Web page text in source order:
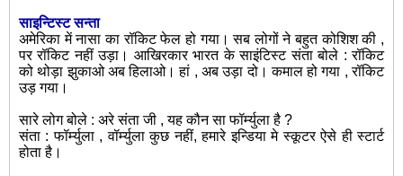
साइन्टिस्ट सन्ता
अमेरिकामें नासा का रॉकिट फेल हो गया। सब लोगों ने बहुत कोशिश की ,
पर रॉकिट नहीं उड़ा। आखिरकार भारत के साइंटिस्ट संता बोले : रॉकिट
को थोड़ा झुकाओ अब हिलाओ। हां , अब उड़ा दो। कमाल हो गया , रॉकिट
उड़ गया।
सारे लोग बोले : अरे संता जी , यह कौन सा फॉर्म्युला है ?
संता : फॉर्म्युला , वॉर्म्युला कुछ नहीं, हमारे इन्डिया मे स्कूटर ऐसे ही स्टार्ट
होता है।